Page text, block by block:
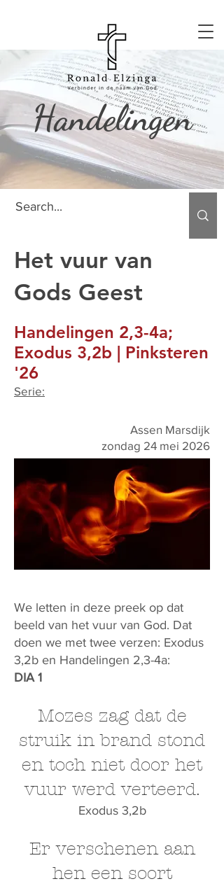
Handelingen
Het vuur van
Gods Geest
Handelingen 2,3-4a;
Exodus 3,2b | Pinksteren
'26
Serie:
Assen Marsdijk
zondag 24 mei 2026
We letten in deze preek op dat
beeld van het vuur van God. Dat
doen we met twee verzen: Exodus
3,2b en Handelingen 2,3-4a:
DIA 1
Mozes zag dat de
struik in brand stond
en toch niet door het
vuur werd verteerd.
Exodus 3,2b
Er verschenen aan
hen een soort